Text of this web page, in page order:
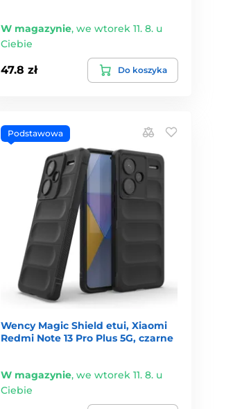
W magazynie,we wtorek 11. 8. u
Ciebie
47.8 zł Do koszyka
Podstawowa
Wency Magic Shield etui, Xiaomi
Redmi Note 13 Pro Plus 5G, czarne
W magazynie,we wtorek 11. 8. u
Ciebie